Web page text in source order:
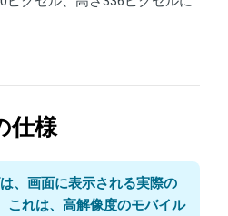
仕様
、画面に表示される実際の
これは、高解像度のモバイル